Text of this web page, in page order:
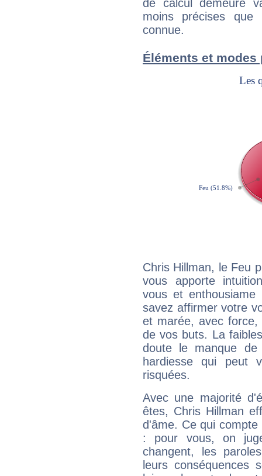
de calcul demeure
moins précises que
connue.
Éléments et
Chris Hillman, le Feu
vous apporte
vous et
savez affirmer votre
et marée, avec
de vos buts. La
doute le manque
hardiesse qui peut
risquées.
Avec une majorité
êtes, Chris Hillman
d'âme. Ce qui
: pour vous, on
changent, les
leurs conséquences